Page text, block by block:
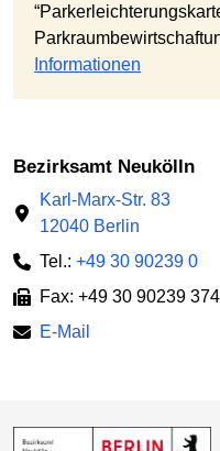
Informationen
Bezirksamt Neukölln
Karl-Marx-Str. 83
12040 Berlin
Tel.: +49 30 90239 0
Fax: +49 30 90239
E-Mail